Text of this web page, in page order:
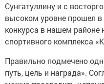
Сунгатуллину и с
высоком уровне прошел
конкурса в нашем районе
спортивного комплекса
Правильно подмечено
путь, цель и награда».